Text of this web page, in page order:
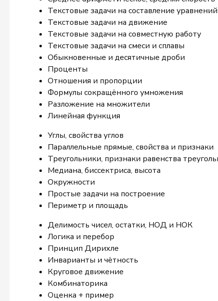
Текстовые задачи на составление уравнений
Текстовые задачи на движение
Текстовые задачи на совместную работу
Текстовые задачи на смеси и сплавы
Обыкновенные и десятичные дроби
Проценты
Отношения и пропорции
Формулы сокращённого умножения
Разложение на множители
Линейная функция
Углы, свойства углов
Параллельные прямые, свойства и признаки
Треугольники, признаки равенства
Медиана, биссектриса, высота
Окружности
Простые задачи на построение
Периметр и площадь
Делимость чисел, остатки, НОД и НОК
Логика и перебор
Принцип Дирихле
Инварианты и чётность
Круговое движение
Комбинаторика
Оценка + пример